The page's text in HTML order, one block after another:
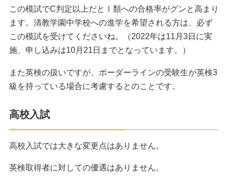
この模試でC判定以上だとⅠ類への合格率がグンと高まり
ます。清教学園中学校への進学を希望される方は、必ず
この模試を受けてくださいね。（2022年は11月3日に実
施、申し込みは10月21日までとなっています。）
また英検の扱いですが、ボーダーラインの受験生が英検3
級を持っている場合に考慮するとのことです。
高校入試
高校入試では大きな変更点はありません。
英検取得者に対しての優遇はありません。